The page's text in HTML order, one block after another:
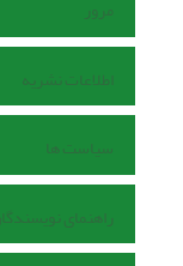
مرور
اطلاعات نشریه
سیاست ها
راهنمای